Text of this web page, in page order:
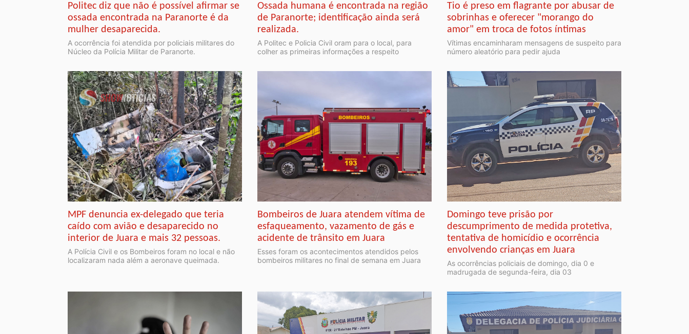
Politec diz que não é possível afirmar se
ossada encontrada na Paranorte é da
mulher desaparecida.
A ocorrência foi atendida por policiais militares do
Núcleo da Polícia Militar de Paranorte.
Ossada humana é encontrada na região
de Paranorte; identificação ainda será
realizada.
A Politec e Policia Civil oram para o local, para
colher as primeiras informações a respeito
Tio é preso em flagrante por abusar de
sobrinhas e oferecer "morango do
amor" em troca de fotos íntimas
Vítimas encaminharam mensagens de suspeito para
número aleatório para pedir ajuda
MPF denuncia ex-delegado que teria
caído com avião e desaparecido no
interior de Juara e mais 32 pessoas.
A Polícia Civil e os Bombeiros foram no local e não
localizaram nada além a aeronave queimada.
Bombeiros de Juara atendem vítima de
esfaqueamento, vazamento de gás e
acidente de trânsito em Juara
Esses foram os acontecimentos atendidos pelos
bombeiros militares no final de semana em Juara
Domingo teve prisão por
descumprimento de medida protetiva,
tentativa de homicídio e ocorrência
envolvendo crianças em Juara
As ocorrências policiais de domingo, dia 0 e
madrugada de segunda-feira, dia 03